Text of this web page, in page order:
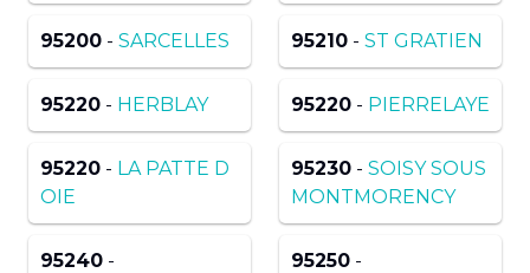
95200 - SARCELLES 95210 - ST GRATIEN
95220 - HERBLAY 95220 - PIERRELAYE
95220 - LA PATTE D
OIE
95230 - SOISY SOUS
MONTMORENCY
95240 -
95250 -